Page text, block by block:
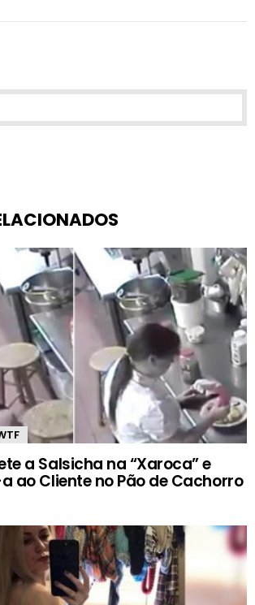
a Salsicha na “Xaroca” e
ao Cliente no Pão de Cachorro